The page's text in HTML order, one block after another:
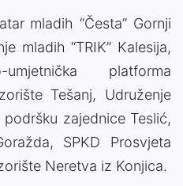
mladih “Česta” Gornji
mladih “TRIK” Kalesija,
umjetnička platforma
Tešanj, Udruženje
zajednice Teslić,
SPKD Prosvjeta
Neretva iz Konjica.